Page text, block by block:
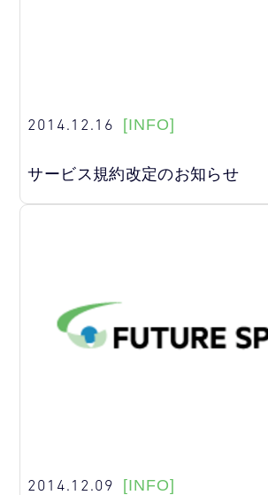
2014.12.16 [INFO]
サービス規約改定のお知らせ
2014.12.09 [INFO]